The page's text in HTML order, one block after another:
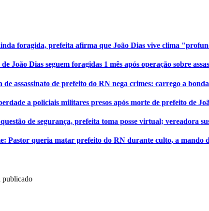
foragida, prefeita afirma que João Dias vive clima
João Dias seguem foragidas 1 mês após operação sobre
de assassinato de prefeito do RN nega crimes: carrego a
a policiais militares presos após morte de prefeito de
de segurança, prefeita toma posse virtual; vereadora
Pastor queria matar prefeito do RN durante culto, a mando
publicado